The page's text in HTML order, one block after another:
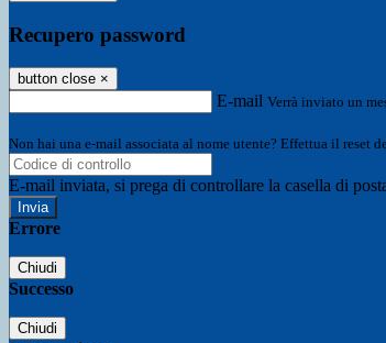
Recupero password
button close ×
E-mail Verrà inviato un
Non hai una e-mail associata al nome utente? Effettua il reset
E-mail inviata, si prega di controllare la casella di
Errore
Chiudi
Successo
Chiudi